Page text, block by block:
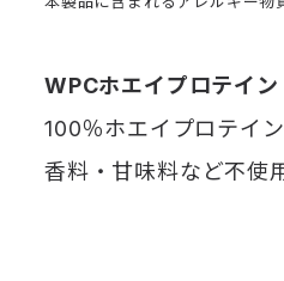
WPCホエイプロテイン
100％ホエイプロテイン
香料・甘味料など不使